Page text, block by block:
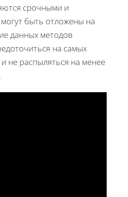
срочными и
быть отложены на
данных методов
на самых
не распыляться на менее